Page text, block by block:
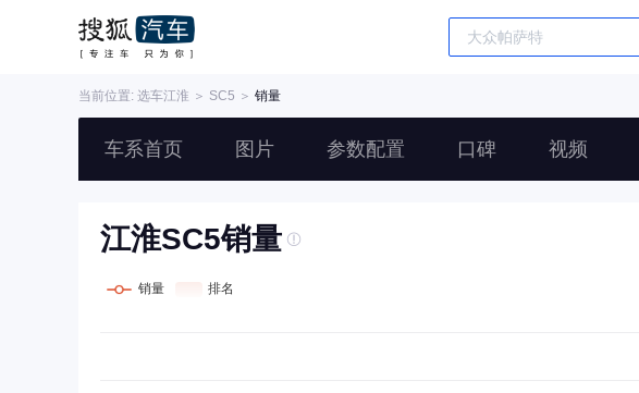
当前位置: 选车江淮 ＞ SC5 ＞ 销量
车系首页 图片 参数配置 口碑 视频
江淮SC5销量